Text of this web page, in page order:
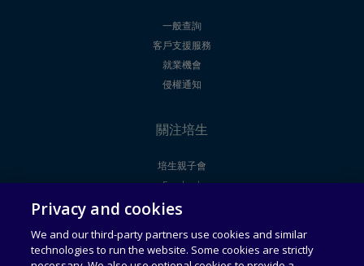
一般查詢
客戶支援服務
就業機會
侵權通知
關注培生
培生親子會
Facebook
Youtube
法律聲明 使用者授權合約
Privacy and cookies
We and our third-party partners use cookies and similar
technologies to run the website. Some cookies are strictly